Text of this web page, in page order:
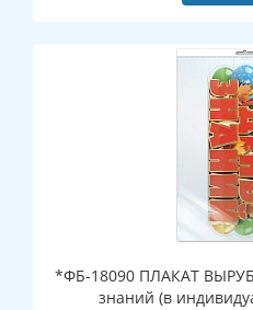
*ФБ-18090 ПЛАКАТ
знаний (в